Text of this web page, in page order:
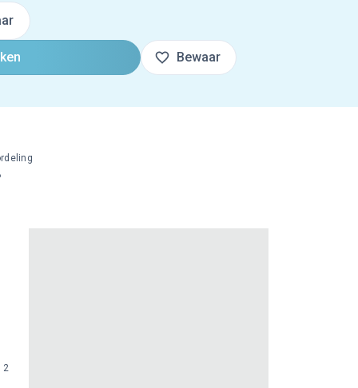
Bewaar
2